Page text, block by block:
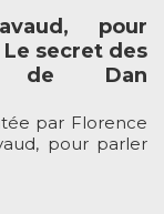
pour
secret des
de Dan
par Florence
pour parler